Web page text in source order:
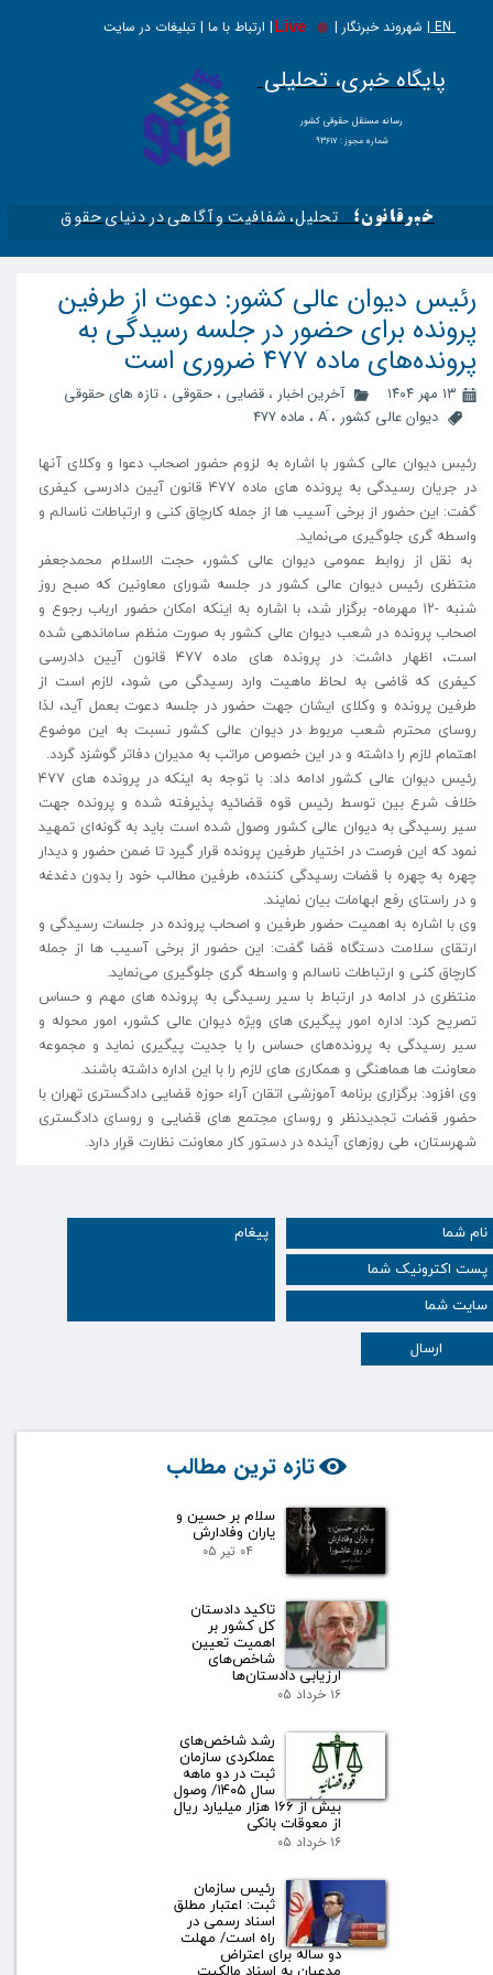
EN | شهروند خبرنگار | | ارتباط با ما | تبلیغات در سایت
Live
پایگاه خبری، تحلیلی
​​​​رسانه مستقل حقوقی کشور
شماره مجوز : ۹۳۶۱۷
خبرقانون؛ تحلیل، شفافیت و آگاهی در دنیای حقوق​​​​​​​
رئیس دیوان عالی کشور: دعوت از طرفین
پرونده برای حضور در جلسه رسیدگی به
پرونده‌های ماده ۴۷۷ ضروری است
۱۳ مهر ۱۴۰۴ آخرین اخبار ، قضایی ، حقوقی ، تازه های حقوقی
دیوان عالی کشور ، ، ماده 477
رئیس دیوان عالی کشور با اشاره به لزوم حضور اصحاب دعوا و وکلای آنها
در جریان رسیدگی به پرونده های ماده ۴۷۷ قانون آیین دادرسی کیفری
گفت: این حضور از برخی آسیب ها از جمله کارچاق کنی و ارتباطات ناسالم و
واسطه گری جلوگیری می‌نماید.
به نقل از روابط عمومی دیوان عالی کشور، حجت الاسلام محمدجعفر
منتظری رئیس دیوان عالی کشور در جلسه شورای معاونین که صبح روز
شنبه -۱۲ مهرماه- برگزار شد، با اشاره به اینکه امکان حضور ارباب رجوع و
اصحاب پرونده در شعب دیوان عالی کشور به صورت منظم ساماندهی شده
است، اظهار داشت: در پرونده های ماده ۴۷۷ قانون آیین دادرسی
کیفری که قاضی به لحاظ ماهیت وارد رسیدگی می شود، لازم است از
طرفین پرونده و وکلای ایشان جهت حضور در جلسه دعوت بعمل آید، لذا
روسای محترم شعب مربوط در دیوان عالی کشور نسبت به این موضوع
اهتمام لازم را داشته و در این خصوص مراتب به مدیران دفاتر گوشزد گردد.
رئیس دیوان عالی کشور ادامه داد: با توجه به اینکه در پرونده های ۴۷۷
خلاف شرع بین توسط رئیس قوه قضائیه پذیرفته شده و پرونده جهت
سیر رسیدگی به دیوان عالی کشور وصول شده است باید به گونه‌ای تمهید
نمود که این فرصت در اختیار طرفین پرونده قرار گیرد تا ضمن حضور و دیدار
چهره به چهره با قضات رسیدگی کننده، طرفین مطالب خود را بدون دغدغه
و در راستای رفع ابهامات بیان نمایند.
وی با اشاره به اهمیت حضور طرفین و اصحاب پرونده در جلسات رسیدگی و
ارتقای سلامت دستگاه قضا گفت: این حضور از برخی آسیب ها از جمله
کارچاق کنی و ارتباطات ناسالم و واسطه گری جلوگیری می‌نماید.
منتظری در ادامه در ارتباط با سیر رسیدگی به پرونده های مهم و حساس
تصریح کرد: اداره امور پیگیری های ویژه دیوان عالی کشور، امور محوله و
سیر رسیدگی به پرونده‌های حساس را با جدیت پیگیری نماید و مجموعه
معاونت ها هماهنگی و همکاری های لازم را با این اداره داشته باشند.
وی افزود: برگزاری برنامه آموزشی اتقان آراء حوزه قضایی دادگستری تهران با
حضور قضات تجدیدنظر و روسای مجتمع های قضایی و روسای دادگستری
شهرستان، طی روزهای آینده در دستور کار معاونت نظارت قرار دارد.
ارسال
تازه ترین مطالب
سلام بر حسین و
یاران وفادارش
۰۴ تیر ۰۵
تاکید دادستان
کل کشور بر
اهمیت تعیین
شاخص‌های
ارزیابی دادستان‌ها
۱۶ خرداد ۰۵
رشد شاخص‌های
عملکردی سازمان
ثبت در دو ماهه
سال ۱۴۰۵/ وصول
بیش از ۱۶۶ هزار میلیارد ریال
از معوقات بانکی
۱۶ خرداد ۰۵
رئیس سازمان
ثبت: اعتبار مطلق
اسناد رسمی در
راه است/ مهلت
دو ساله برای اعتراض